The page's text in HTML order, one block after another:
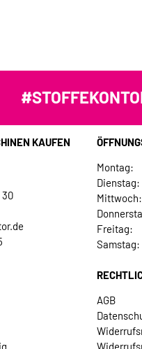
KAUFEN
Montag:
Dienstag:
Mittwoch:
Freitag:
Samstag:
AGB